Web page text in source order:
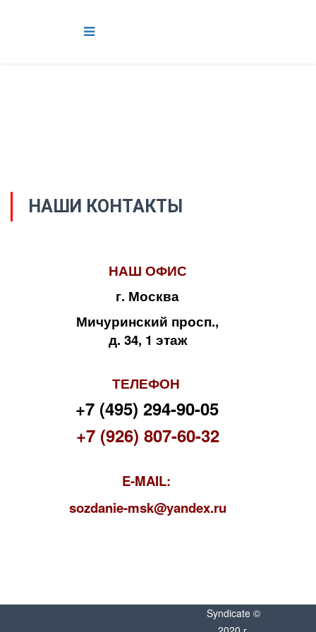
НАШИ КОНТАКТЫ
НАШ ОФИС
г. Москва
Мичуринский просп.,
д. 34, 1 этаж
ТЕЛЕФОН
+7 (495) 294-90-05
+7 (926) 807-60-32
E-MAIL:
sozdanie-msk@yandex.ru
Syndicate ©